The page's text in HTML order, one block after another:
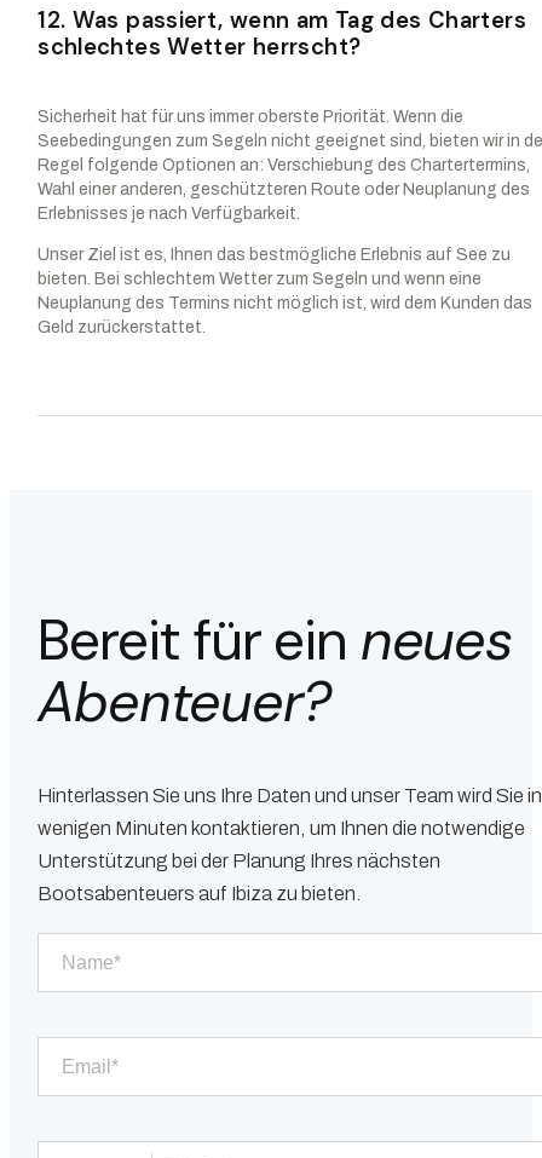
12. Was passiert, wenn am Tag des Charters
schlechtes Wetter herrscht?
Sicherheit hat für uns immer oberste Priorität. Wenn die
Seebedingungen zum Segeln nicht geeignet sind, bieten wir in
Regel folgende Optionen an: Verschiebung des Chartertermins,
Wahl einer anderen, geschützteren Route oder Neuplanung des
Erlebnisses je nach Verfügbarkeit.
Unser Ziel ist es, Ihnen das bestmögliche Erlebnis auf See zu
bieten. Bei schlechtem Wetter zum Segeln und wenn eine
Neuplanung des Termins nicht möglich ist, wird dem Kunden das
Geld zurückerstattet.
Bereit für ein neues
Abenteuer?
Hinterlassen Sie uns Ihre Daten und unser Team wird Sie in
wenigen Minuten kontaktieren, um Ihnen die notwendige
Unterstützung bei der Planung Ihres nächsten
Bootsabenteuers auf Ibiza zu bieten.